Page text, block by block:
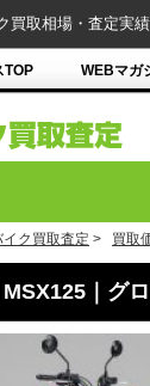
買取相場・査定実績
TOP WEBマガ
イク買取査定 > 買取
｜グ